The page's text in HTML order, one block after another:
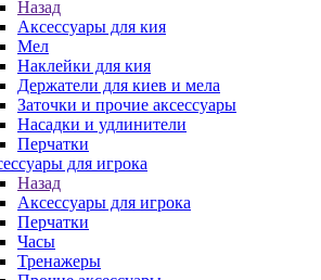
Назад
Аксессуары для кия
Мел
Наклейки для кия
Держатели для киев и мела
Заточки и прочие аксессуары
Насадки и удлинители
Перчатки
для игрока
Назад
Аксессуары для игрока
Перчатки
Часы
Тренажеры